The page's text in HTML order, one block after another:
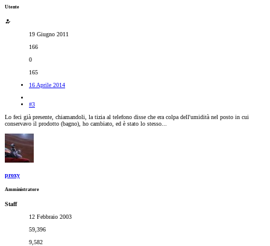
Utente
19 Giugno 2011
166
0
165
16 Aprile 2014
#3
Lo feci già presente, chiamandoli, la tizia al telefono disse che era colpa dell'umidità nel posto in cui
conservavo il prodotto (bagno), ho cambiato, ed è stato lo stesso...
proxy
Amministratore
Staff
12 Febbraio 2003
59,396
9,582